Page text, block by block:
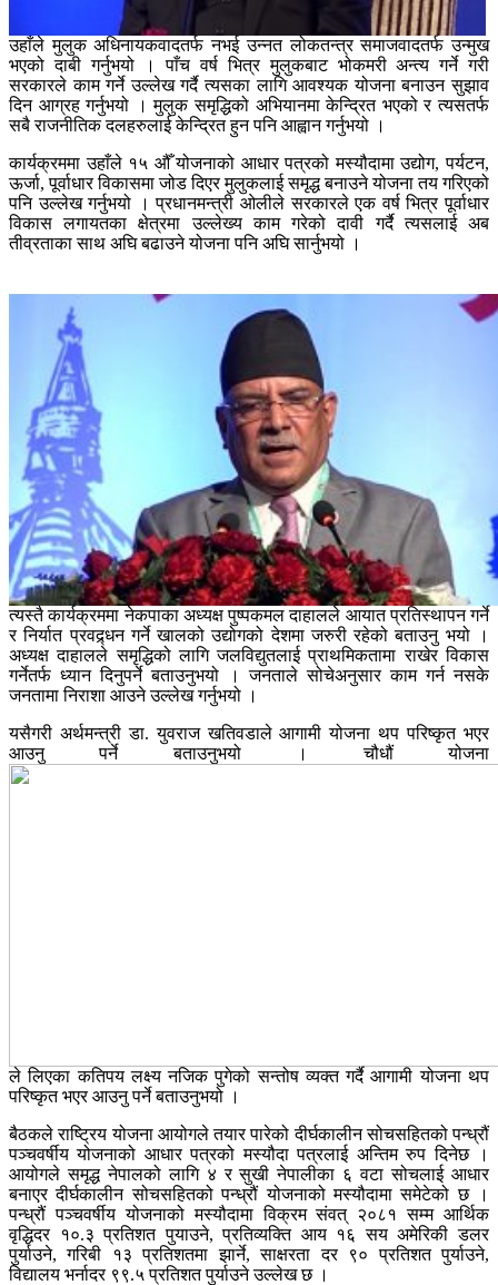
उहाँले मुलुक अधिनायकवादतर्फ नभई उन्नत लोकतन्त्र समाजवादतर्फ उन्मुख
भएको दाबी गर्नुभयो । पाँच वर्ष भित्र मुलुकबाट भोकमरी अन्त्य गर्ने गरी
सरकारले काम गर्ने उल्लेख गर्दै त्यसका लागि आवश्यक योजना बनाउन सुझाव
दिन आग्रह गर्नुभयो । मुलुक समृद्धिको अभियानमा केन्द्रित भएको र त्यसतर्फ
सबै राजनीतिक दलहरुलाई केन्द्रित हुन पनि आह्वान गर्नुभयो ।
कार्यक्रममा उहाँले १५ औँ योजनाको आधार पत्रको मस्यौदामा उद्योग, पर्यटन,
ऊर्जा, पूर्वाधार विकासमा जोड दिएर मुलुकलाई समृद्ध बनाउने योजना तय गरिएको
पनि उल्लेख गर्नुभयो । प्रधानमन्त्री ओलीले सरकारले एक वर्ष भित्र पूर्वाधार
विकास लगायतका क्षेत्रमा उल्लेख्य काम गरेको दावी गर्दै त्यसलाई अब
तीव्रताका साथ अघि बढाउने योजना पनि अघि सार्नुभयो ।
त्यस्तै कार्यक्रममा नेकपाका अध्यक्ष पुष्पकमल दाहालले आयात प्रतिस्थापन गर्ने
र निर्यात प्रवद्र्धन गर्ने खालको उद्योगको देशमा जरुरी रहेको बताउनु भयो ।
अध्यक्ष दाहालले समृद्धिको लागि जलविद्युतलाई प्राथमिकतामा राखेर विकास
गर्नेतर्फ ध्यान दिनुपर्ने बताउनुभयो । जनताले सोचेअनुसार काम गर्न नसके
जनतामा निराशा आउने उल्लेख गर्नुभयो ।
यसैगरी अर्थमन्त्री डा. युवराज खतिवडाले आगामी योजना थप परिष्कृत भएर
आउनु पर्ने बताउनुभयो । चौधौं योजना
ले लिएका कतिपय लक्ष्य नजिक पुगेको सन्तोष व्यक्त गर्दै आगामी योजना थप
परिष्कृत भएर आउनु पर्ने बताउनुभयो ।
बैठकले राष्ट्रिय योजना आयोगले तयार पारेको दीर्घकालीन सोचसहितको पन्ध्रौं
पञ्चवर्षीय योजनाको आधार पत्रको मस्यौदा पत्रलाई अन्तिम रुप दिनेछ ।
आयोगले समृद्ध नेपालको लागि ४ र सुखी नेपालीका ६ वटा सोचलाई आधार
बनाएर दीर्घकालीन सोचसहितको पन्ध्रौं योजनाको मस्यौदामा समेटेको छ ।
पन्ध्रौं पञ्चवर्षीय योजनाको मस्यौदामा विक्रम संवत् २०८१ सम्म आर्थिक
वृद्धिदर १०.३ प्रतिशत पु‍याउने, प्रतिव्यक्ति आय १६ सय अमेरिकी डलर
पु‍र्याउने, गरिबी १३ प्रतिशतमा झार्ने, साक्षरता दर ९० प्रतिशत पुर्याउने,
विद्यालय भर्नादर ९९.५ प्रतिशत पु‍र्याउने उल्लेख छ ।